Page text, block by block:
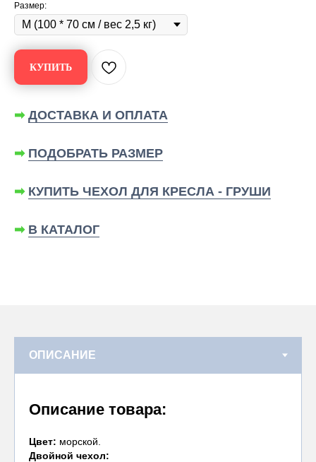
Размер:
КУПИТЬ
➡ ДОСТАВКА И ОПЛАТА
➡ ПОДОБРАТЬ РАЗМЕР
➡ КУПИТЬ ЧЕХОЛ ДЛЯ КРЕСЛА - ГРУШИ
➡ В КАТАЛОГ
Описание товара:
Цвет: морской.
Двойной чехол: